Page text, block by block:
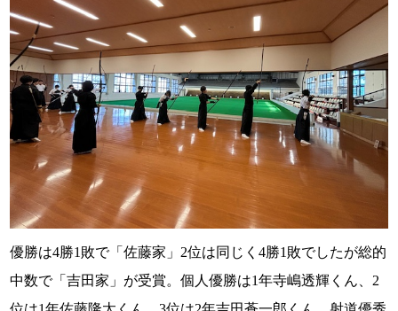
優勝は4勝1敗で「佐藤家」2位は同じく4勝1敗でしたが総的
中数で「吉田家」が受賞。個人優勝は1年寺嶋透輝くん、2